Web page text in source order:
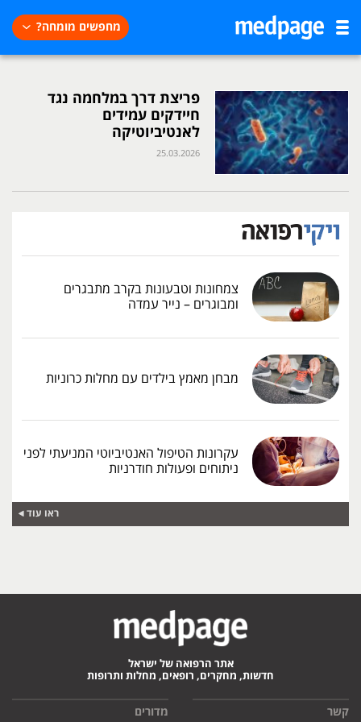
מחפשים מומחה?
פריצת דרך במלחמה נגד
חיידקים עמידים
לאנטיביוטיקה
25.03.2026
צמחונות וטבעונות בקרב מתבגרים
ומבוגרים – נייר עמדה
מבחן מאמץ בילדים עם מחלות כרוניות
עקרונות הטיפול האנטיביוטי המניעתי לפני
ניתוחים ופעולות חודרניות
ראו עוד
אתר הרפואה של ישראל
חדשות, מחקרים, רופאים, מחלות ותרופות
קשר מדורים